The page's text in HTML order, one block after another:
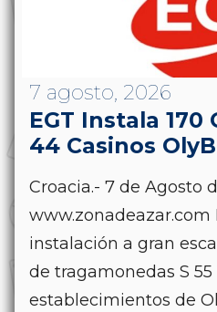
7 agosto, 2026
EGT Instala 170
44 Casinos
Croacia.- 7 de Agosto
www.zonadeazar.com
instalación a gran
de tragamonedas S 55
establecimientos de